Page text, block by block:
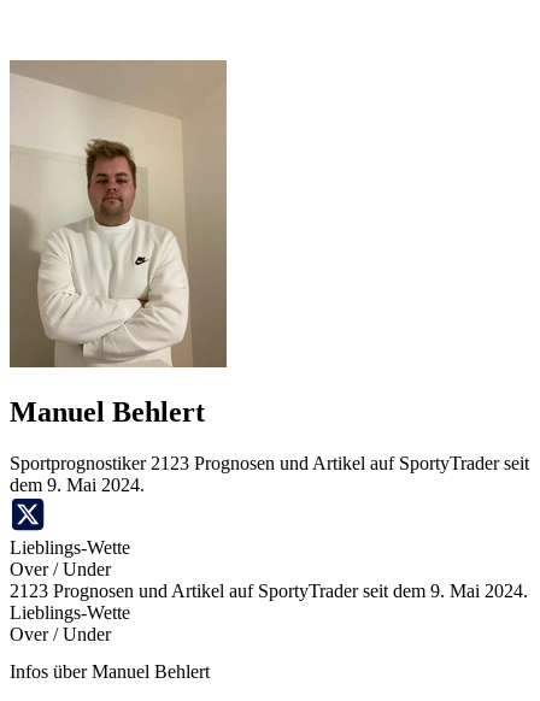
Manuel Behlert
Sportprognostiker 2123 Prognosen und Artikel auf SportyTrader seit
dem 9. Mai 2024.
Lieblings-Wette
Over / Under
2123 Prognosen und Artikel auf SportyTrader seit dem 9. Mai 2024.
Lieblings-Wette
Over / Under
Infos über Manuel Behlert